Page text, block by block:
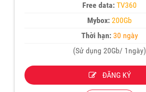
Free data: TV360
Mybox: 200Gb
Thời hạn:30 ngày
(Sử dụng 20Gb/ 1ngày)
ĐĂNG KÝ